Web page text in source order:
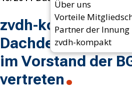
Über uns
Vorteile
Partner der Innung
zvdh-kompakt
zvdh-kompakt 40/
im Vorstand der
vertreten